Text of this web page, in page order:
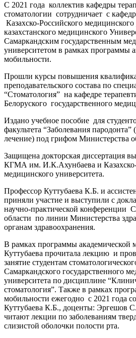
С 2021 года коллектив кафедры
стоматологии сотрудничает с
Казахско-Российского
казахстанского медицинского
Самаркандским государственным
университетом в рамках программы
мобильности.
Прошли курсы повышения
преподавательского состава по
“Стоматология” на кафедре
Белоруского государственного
Издано учебное пособие для
факультета “Заболевания
лечение) под грифом Министерства
Защищена докторская диссертация
КГМА им. И.К.Ахунбаева и Казахско-
медицинского университета.
Профессор Куттубаева К.Б. и
приняли участие и выступили с
научно-практической конференции
области по линии Министерства
органам здравоохранения.
В рамках программы академической
Куттубаева прочитала лекцию и
занятие студентам
Самаркандского государственного
университета по дисциплине
стоматология”. Также в рамках
мобильности ежегодно с 2021 года
Куттубаева К.Б., доценты: Эргешов
читают лекции по заболеваниям
слизистой оболочки полости рта.